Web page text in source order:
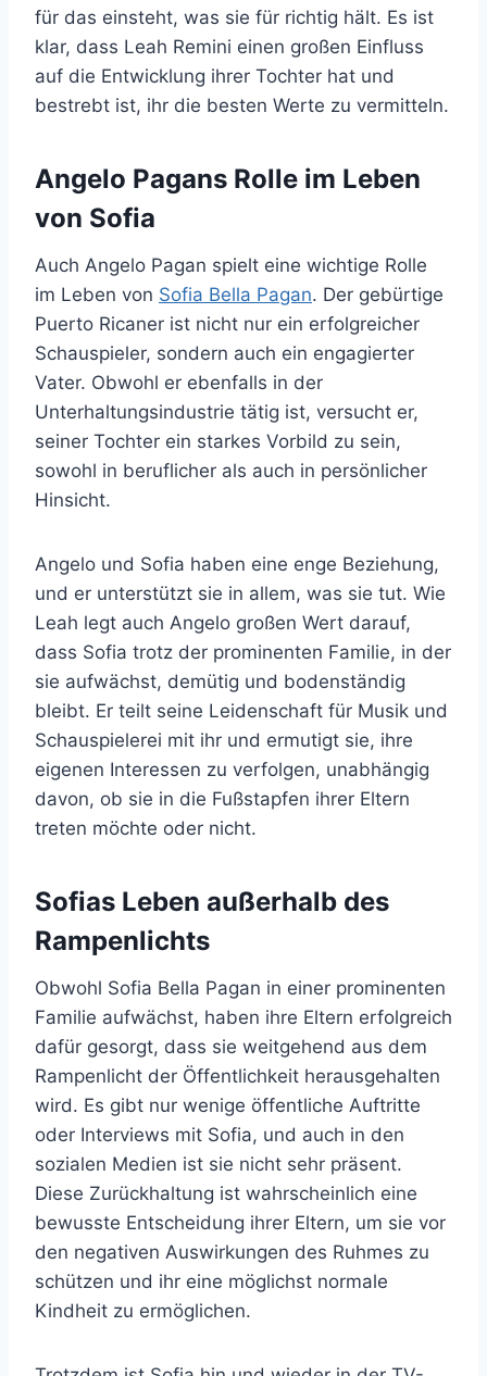
für das einsteht, was sie für richtig hält. Es ist
klar, dass Leah Remini einen großen Einfluss
auf die Entwicklung ihrer Tochter hat und
bestrebt ist, ihr die besten Werte zu vermitteln.
Angelo Pagans Rolle im Leben
von Sofia
Auch Angelo Pagan spielt eine wichtige Rolle
im Leben von Sofia Bella Pagan. Der gebürtige
Puerto Ricaner ist nicht nur ein erfolgreicher
Schauspieler, sondern auch ein engagierter
Vater. Obwohl er ebenfalls in der
Unterhaltungsindustrie tätig ist, versucht er,
seiner Tochter ein starkes Vorbild zu sein,
sowohl in beruflicher als auch in persönlicher
Hinsicht.
Angelo und Sofia haben eine enge Beziehung,
und er unterstützt sie in allem, was sie tut. Wie
Leah legt auch Angelo großen Wert darauf,
dass Sofia trotz der prominenten Familie, in der
sie aufwächst, demütig und bodenständig
bleibt. Er teilt seine Leidenschaft für Musik und
Schauspielerei mit ihr und ermutigt sie, ihre
eigenen Interessen zu verfolgen, unabhängig
davon, ob sie in die Fußstapfen ihrer Eltern
treten möchte oder nicht.
Sofias Leben außerhalb des
Rampenlichts
Obwohl Sofia Bella Pagan in einer prominenten
Familie aufwächst, haben ihre Eltern erfolgreich
dafür gesorgt, dass sie weitgehend aus dem
Rampenlicht der Öffentlichkeit herausgehalten
wird. Es gibt nur wenige öffentliche Auftritte
oder Interviews mit Sofia, und auch in den
sozialen Medien ist sie nicht sehr präsent.
Diese Zurückhaltung ist wahrscheinlich eine
bewusste Entscheidung ihrer Eltern, um sie vor
den negativen Auswirkungen des Ruhmes zu
schützen und ihr eine möglichst normale
Kindheit zu ermöglichen.